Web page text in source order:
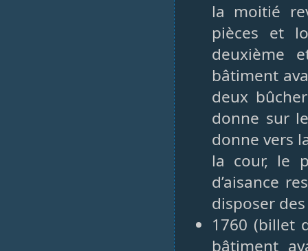
la moitié
pièces et
deuxième
bâtiment
deux
donne sur
donne vers
la cour, le
d’aisance
disposer
1760 (billet
bâtiment